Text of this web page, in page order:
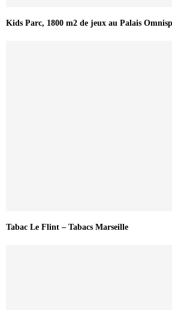
Kids Parc, 1800 m2 de jeux au Palais
Tabac Le Flint – Tabacs Marseille